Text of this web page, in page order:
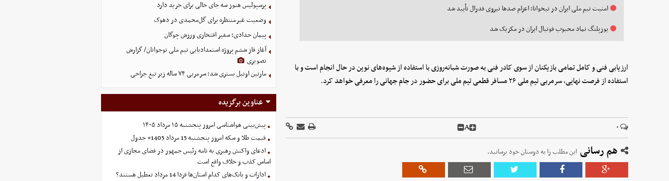
امنیت تیم ملی ایران در تیخوانا؛ اعزام صدها نیروی فدرال تأیید شد
یوزپلنگ نماد محبوب فوتبال ایران در مکزیک شد
ارزیابی فنی و کامل تمامی بازیکنان از سوی کادر فنی به صورت شبانه‌روزی با استفاده از شیوه‌های نوین در حال انجام است و با
استفاده از فرصت نهایی، سرمربی تیم ملی ٢۶ مسافر قطعی تیم ملی برای حضور در جام جهانی را معرفی خواهد کرد.
۰ A
هم رسانی این مطلب را به دوستان خود برسانید.
پرسپولیس هنوز سه جای خالی برای خرید دارد
وضعیت غیرمنتظره برای گل‌محمدی در دهوک
پیمان حدادی؛ سفیر افتخاری ورزش چوگان
آغاز فاز ششم پروژه استعدادیابی تیم ملی نوجوانان/ گزارش
تصویری
مارتین اونیل بستری شد؛ سرمربی ۷۴ ساله زیر تیغ جراحی
عناوین برگزیده
پیش‌بینی هواشناسی امروز پنجشنبه ۱۵ مرداد ۱۴۰۵
قیمت طلا و سکه امروز پنجشنبه 15 مرداد 1405+ جدول
ادعای واکنش رهبری به نامه رئیس جمهور در فضای مجازی از
اساس کذب و خلاف واقع است
ادارات و بانک‌های کدام استان‌ها فردا 14 مرداد تعطیل هستند؟